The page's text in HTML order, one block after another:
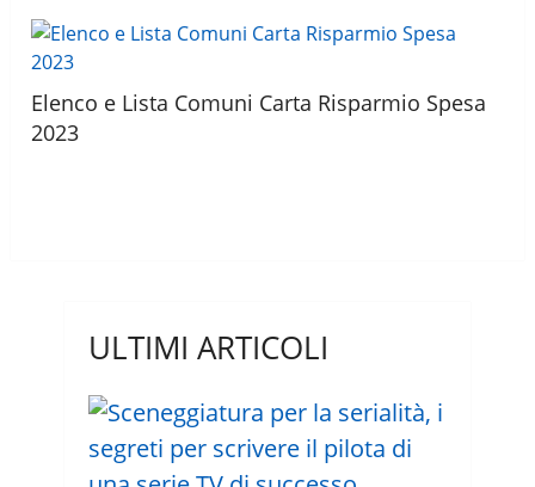
Elenco e Lista Comuni Carta Risparmio Spesa
2023
ULTIMI ARTICOLI